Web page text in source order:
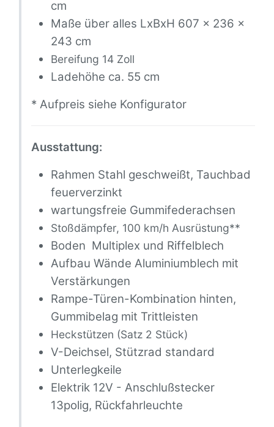
cm
Maße über alles LxBxH 607 x 236 x
243 cm
Bereifung 14 Zoll
Ladehöhe ca. 55 cm
* Aufpreis siehe Konfigurator
Ausstattung:
Rahmen Stahl geschweißt, Tauchbad
feuerverzinkt
wartungsfreie Gummifederachsen
Stoßdämpfer, 100 km/h Ausrüstung**
Boden Multiplex und Riffelblech
Aufbau Wände Aluminiumblech mit
Verstärkungen
Rampe-Türen-Kombination hinten,
Gummibelag mit Trittleisten
Heckstützen (Satz 2 Stück)
V-Deichsel, Stützrad standard
Unterlegkeile
Elektrik 12V - Anschlußstecker
13polig, Rückfahrleuchte